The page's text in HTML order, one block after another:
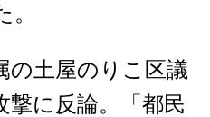
土屋のりこ区議
撃に反論。「都民